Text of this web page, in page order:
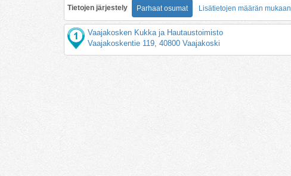
Tietojen järjestely Parhaat osumat Lisätietojen määrän mukaan
Vaajakosken Kukka ja Hautaustoimisto
Vaajakoskentie 119, 40800 Vaajakoski